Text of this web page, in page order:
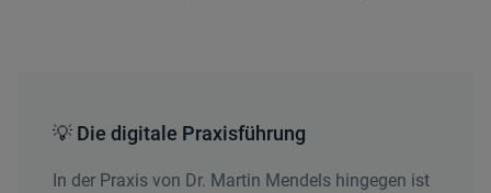
💡 Die digitale Praxisführung
In der Praxis von Dr. Martin Mendels hingegen ist